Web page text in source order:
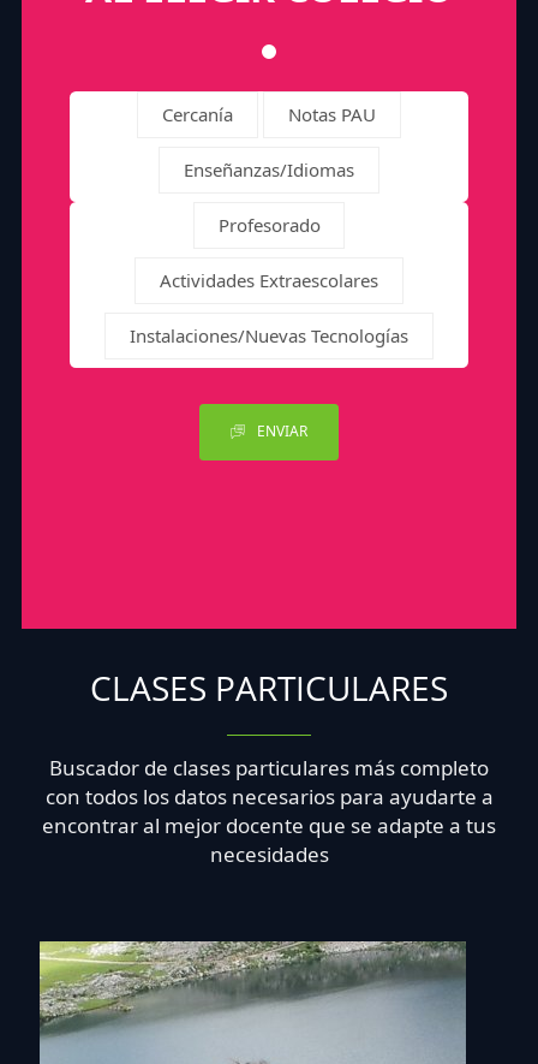
Cercanía Notas PAU
Enseñanzas/Idiomas
Profesorado
Actividades Extraescolares
Instalaciones/Nuevas Tecnologías
ENVIAR
CLASES PARTICULARES
Buscador de clases particulares más completo
con todos los datos necesarios para ayudarte a
encontrar al mejor docente que se adapte a tus
necesidades